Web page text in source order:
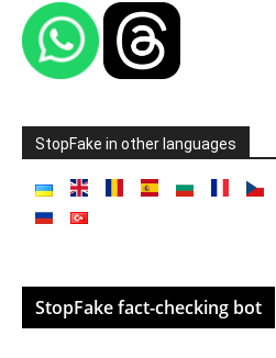
StopFake in other languages
StopFake fact-checking bot